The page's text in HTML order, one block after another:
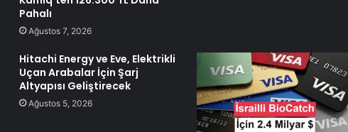
Pahalı
Ağustos 7, 2026
Hitachi Energy ve Eve, Elektrikli
Uçan Arabalar İçin Şarj
Altyapısı Geliştirecek
Ağustos 5, 2026